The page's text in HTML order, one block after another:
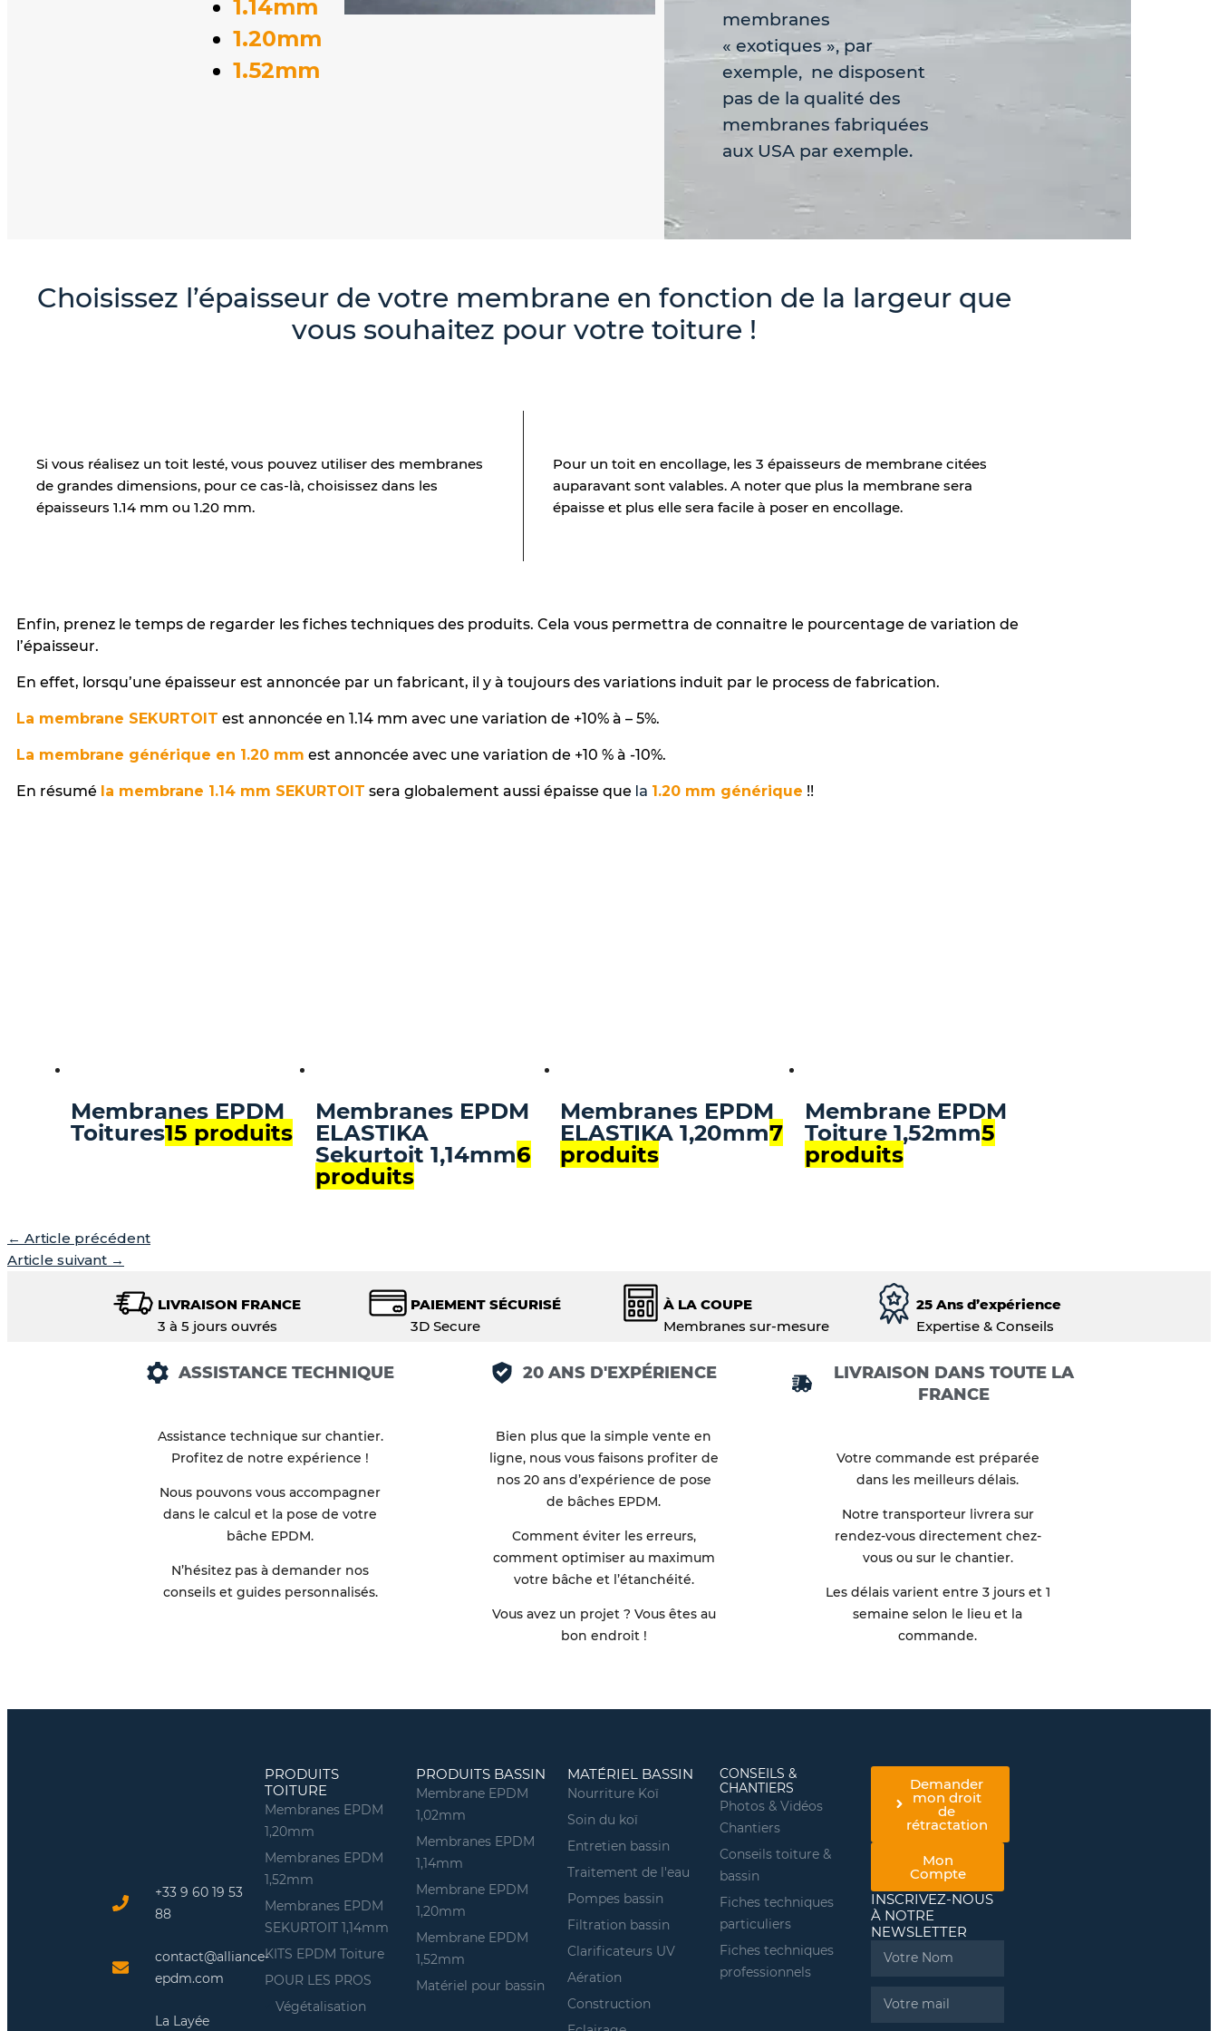
1.14mm
1.20mm
1.52mm
membranes
« exotiques », par
exemple, ne disposent
pas de la qualité des
membranes fabriquées
aux USA par exemple.
Choisissez l’épaisseur de votre membrane en fonction de la largeur que
vous souhaitez pour votre toiture !
Si vous réalisez un toit lesté, vous pouvez utiliser des membranes
de grandes dimensions, pour ce cas-là, choisissez dans les
épaisseurs 1.14 mm ou 1.20 mm.
Pour un toit en encollage, les 3 épaisseurs de membrane citées
auparavant sont valables. A noter que plus la membrane sera
épaisse et plus elle sera facile à poser en encollage.
Enfin, prenez le temps de regarder les fiches techniques des produits. Cela vous permettra de connaitre le pourcentage de variation de
l’épaisseur.
En effet, lorsqu’une épaisseur est annoncée par un fabricant, il y à toujours des variations induit par le process de fabrication.
La membrane SEKURTOIT est annoncée en 1.14 mm avec une variation de +10% à – 5%.
La membrane générique en 1.20 mm est annoncée avec une variation de +10 % à -10%.
En résumé la membrane 1.14 mm SEKURTOIT sera globalement aussi épaisse que la 1.20 mm générique !!
Membranes EPDM
Toitures15 produits
Membranes EPDM
ELASTIKA
Sekurtoit 1,14mm6
produits
Membranes EPDM
ELASTIKA 1,20mm7
produits
Membrane EPDM
Toiture 1,52mm5
produits
← Article précédent
Article suivant →
LIVRAISON FRANCE
3 à 5 jours ouvrés
PAIEMENT SÉCURISÉ
3D Secure
À LA COUPE
Membranes sur-mesure
25 Ans d’expérience
Expertise & Conseils
ASSISTANCE TECHNIQUE
Assistance technique sur chantier.
Profitez de notre expérience !
Nous pouvons vous accompagner
dans le calcul et la pose de votre
bâche EPDM.
N’hésitez pas à demander nos
conseils et guides personnalisés.
20 ANS D'EXPÉRIENCE
Bien plus que la simple vente en
ligne, nous vous faisons profiter de
nos 20 ans d’expérience de pose
de bâches EPDM.
Comment éviter les erreurs,
comment optimiser au maximum
votre bâche et l’étanchéité.
Vous avez un projet ? Vous êtes au
bon endroit !
LIVRAISON DANS TOUTE LA
FRANCE
Votre commande est préparée
dans les meilleurs délais.
Notre transporteur livrera sur
rendez-vous directement chez-
vous ou sur le chantier.
Les délais varient entre 3 jours et 1
semaine selon le lieu et la
commande.
+33 9 60 19 53
88
contact@alliance-
epdm.com
La Layée
PRODUITS
TOITURE
Membranes EPDM
1,20mm
Membranes EPDM
1,52mm
Membranes EPDM
SEKURTOIT 1,14mm
KITS EPDM Toiture
POUR LES PROS
Végétalisation
PRODUITS BASSIN
Membrane EPDM
1,02mm
Membranes EPDM
1,14mm
Membrane EPDM
1,20mm
Membrane EPDM
1,52mm
Matériel pour bassin
MATÉRIEL BASSIN
Nourriture Koï
Soin du koï
Entretien bassin
Traitement de l'eau
Pompes bassin
Filtration bassin
Clarificateurs UV
Aération
Construction
CONSEILS &
CHANTIERS
Photos & Vidéos
Chantiers
Conseils toiture &
bassin
Fiches techniques
particuliers
Fiches techniques
professionnels
Demander
mon droit
de
rétractation
Mon
Compte
INSCRIVEZ-NOUS
À NOTRE
NEWSLETTER
Name
Email